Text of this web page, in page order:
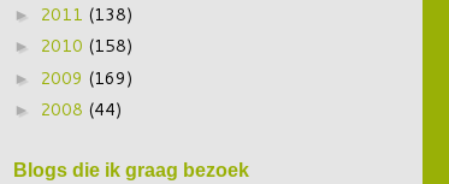
► 2011 (138)
► 2010 (158)
► 2009 (169)
► 2008 (44)
Blogs die ik graag bezoek